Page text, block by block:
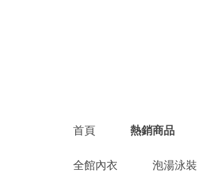
首頁 熱銷商品
全館內衣 泡湯泳裝